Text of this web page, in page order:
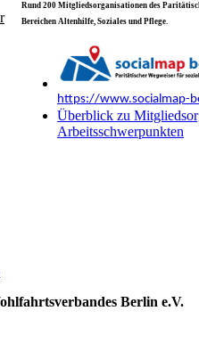
Rund 200 Mitgliedsorganisationen des
Bereichen Altenhilfe, Soziales und Pflege.
https://www.socialmap-
Überblick zu
Arbeitsschwerpunkten
Berlin e.V.